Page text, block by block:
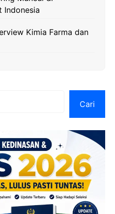
Indonesia
Kimia Farma dan
Cari